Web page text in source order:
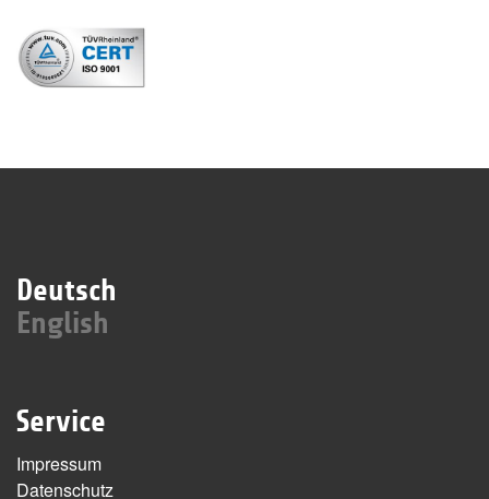
Deutsch
English
Service
Impressum
Datenschutz